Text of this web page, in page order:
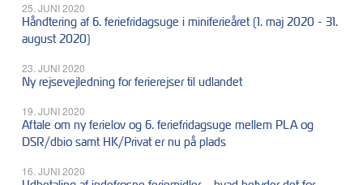
25. JUNI 2020
Håndtering af 6. feriefridagsuge i miniferieåret (1. maj 2020 - 31.
august 2020)
23. JUNI 2020
Ny rejsevejledning for ferierejser til udlandet
19. JUNI 2020
Aftale om ny ferielov og 6. feriefridagsuge mellem PLA og
DSR/dbio samt HK/Privat er nu på plads
16. JUNI 2020